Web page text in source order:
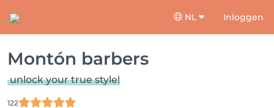
NL Inloggen
Montón barbers
unlock your true style!
122